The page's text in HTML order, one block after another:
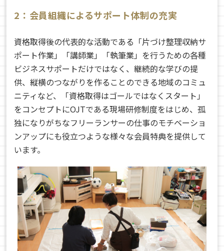
2：会員組織によるサポート体制の充実
資格取得後の代表的な活動である「片づけ整理収納サ
ポート作業」「講師業」「執筆業」を行うための各種
ビジネスサポートだけではなく、継続的な学びの提
供、縦横のつながりを作ることのできる地域のコミュ
ニティなど、「資格取得はゴールではなくスタート」
をコンセプトにOJTである現場研修制度をはじめ、孤
独になりがちなフリーランサーの仕事のモチベーショ
ンアップにも役立つような様々な会員特典を提供して
います。